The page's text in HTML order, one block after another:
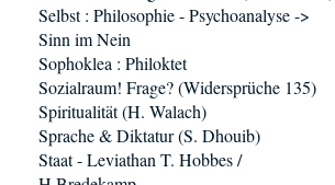
Selbst : Philosophie - Psychoanalyse ->
Sinn im Nein
Sophoklea : Philoktet
Sozialraum! Frage? (Widersprüche 135)
Spiritualität (H. Walach)
Sprache & Diktatur (S. Dhouib)
Staat - Leviathan T. Hobbes /